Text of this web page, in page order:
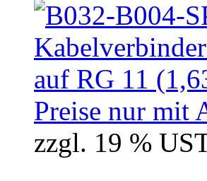
Preise nur mit
zzgl. 19 %